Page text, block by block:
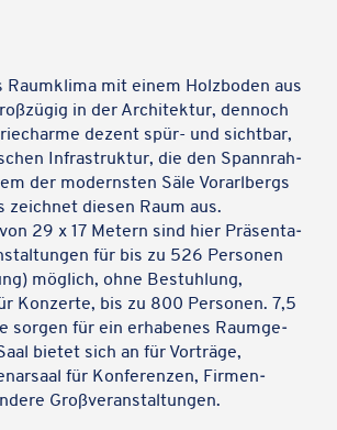
Raum­klima mit einem Holz­bo­den aus
in der Archi­tek­tur, dennoch
dezent spür- und sicht­bar,
Infra­struk­tur, die den Spann­rah­
der moderns­ten Säle Vorarl­bergs
zeich­net diesen Raum aus.
29 x 17 Metern sind hier Präsen­ta­
für bis zu 526 Perso­nen
möglich, ohne Bestuh­lung,
Konzerte, bis zu 800 Perso­nen. 7,5
sorgen für ein erha­be­nes Raum­ge­
bietet sich an für Vorträge,
für Konfe­ren­zen, Firmen­
Großveranstaltungen.